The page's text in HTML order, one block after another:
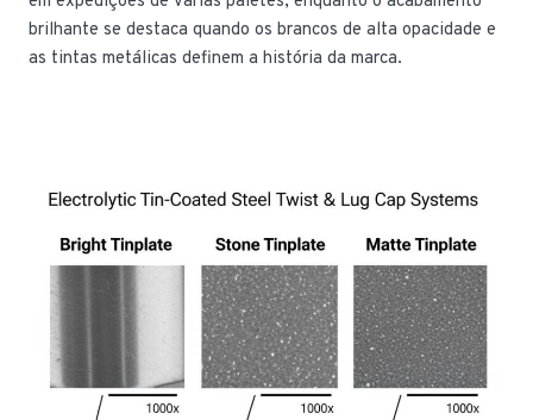
brilhante se destaca quando os brancos de alta opacidade e
as tintas metálicas definem a história da marca.